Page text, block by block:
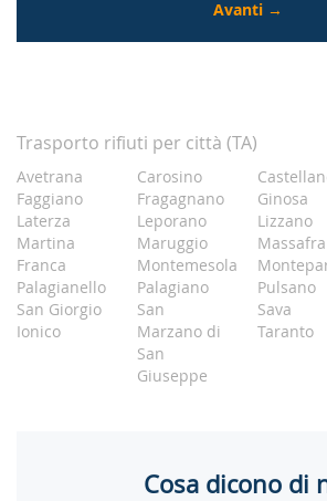
Trasporto rifiuti per città (TA)
Avetrana Carosino
Faggiano
Fragagnano Ginosa
Laterza
Leporano Lizzano
Martina
Franca
Maruggio Massafra
Montemesola
Palagianello
Palagiano Pulsano
San Giorgio
Ionico
San
Marzano di
San
Giuseppe
Sava
Taranto
Cosa dicono di